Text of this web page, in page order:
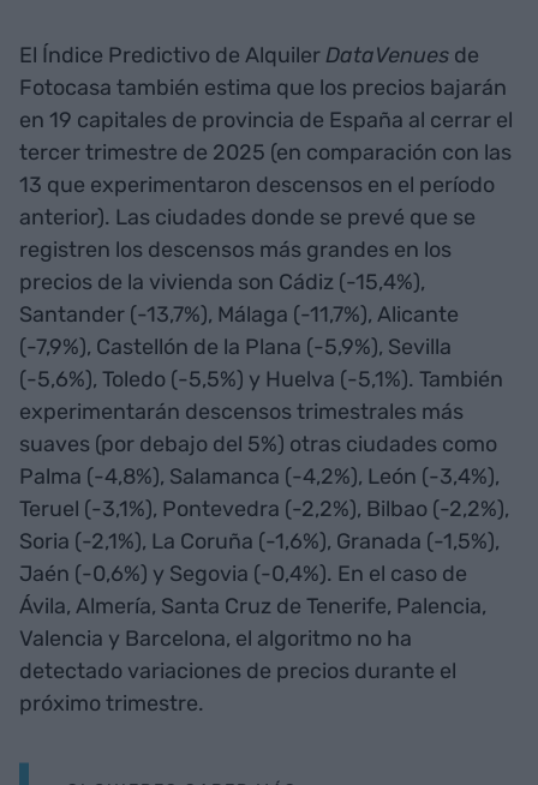
El Índice Predictivo de AlquilerDataVenues de
Fotocasa también estima que los precios bajarán
en 19 capitales de provincia de España al cerrar el
tercer trimestre de 2025 (en comparación con las
13 que experimentaron descensos en el período
anterior). Las ciudades donde se prevé que se
registren los descensos más grandes en los
precios de la vivienda son Cádiz (-15,4%),
Santander (-13,7%), Málaga (-11,7%), Alicante
(-7,9%), Castellón de la Plana (-5,9%), Sevilla
(-5,6%), Toledo (-5,5%) y Huelva (-5,1%). También
experimentarán descensos trimestrales más
suaves (por debajo del 5%) otras ciudades como
Palma (-4,8%), Salamanca (-4,2%), León (-3,4%),
Teruel (-3,1%), Pontevedra (-2,2%), Bilbao (-2,2%),
Soria (-2,1%), La Coruña (-1,6%), Granada (-1,5%),
Jaén (-0,6%) y Segovia (-0,4%). En el caso de
Ávila, Almería, Santa Cruz de Tenerife, Palencia,
Valencia y Barcelona, el algoritmo no ha
detectado variaciones de precios durante el
próximo trimestre.